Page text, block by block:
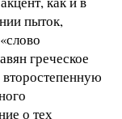
пыток,
греческое
второстепенную
о тех